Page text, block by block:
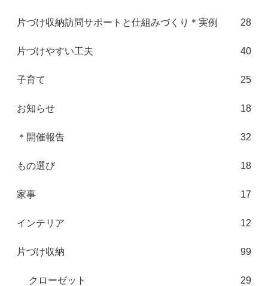
片づけ収納訪問サポートと仕組みづくり＊実例 28
片づけやすい工夫 40
子育て 25
お知らせ 18
＊開催報告 32
もの選び 18
家事 17
インテリア 12
片づけ収納 99
クローゼット 29